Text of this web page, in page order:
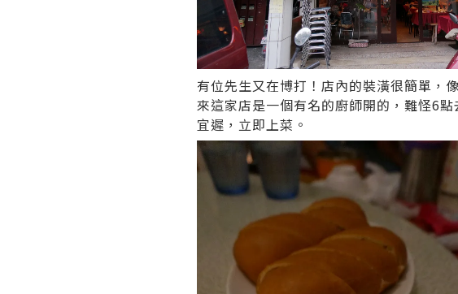
有位先生又在博打！店內的裝潢很簡單，
來這家店是一個有名的廚師開的，難怪6
宜遲，立即上菜。